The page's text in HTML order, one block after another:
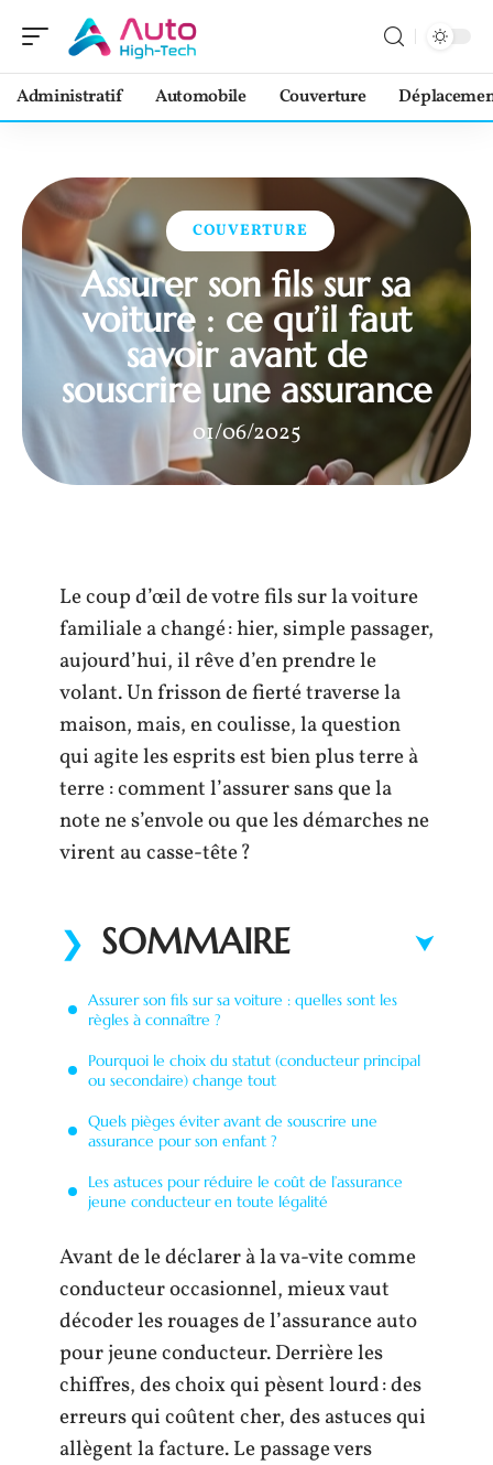
Administratif Automobile Couverture
COUVERTURE
Assurer son fils sur sa
voiture : ce qu’il faut
savoir avant de
souscrire une assurance
01/06/2025
Le coup d’œil de votre fils sur la voiture
familiale a changé : hier, simple passager,
aujourd’hui, il rêve d’en prendre le
volant. Un frisson de fierté traverse la
maison, mais, en coulisse, la question
qui agite les esprits est bien plus terre à
terre : comment l’assurer sans que la
note ne s’envole ou que les démarches ne
virent au casse-tête ?
SOMMAIRE
Assurer son fils sur sa voiture : quelles sont les
règles à connaître ?
Pourquoi le choix du statut (conducteur principal
ou secondaire) change tout
Quels pièges éviter avant de souscrire une
assurance pour son enfant ?
Les astuces pour réduire le coût de l’assurance
jeune conducteur en toute légalité
Avant de le déclarer à la va-vite comme
conducteur occasionnel, mieux vaut
décoder les rouages de l’assurance auto
pour jeune conducteur. Derrière les
chiffres, des choix qui pèsent lourd : des
erreurs qui coûtent cher, des astuces qui
allègent la facture. Le passage vers